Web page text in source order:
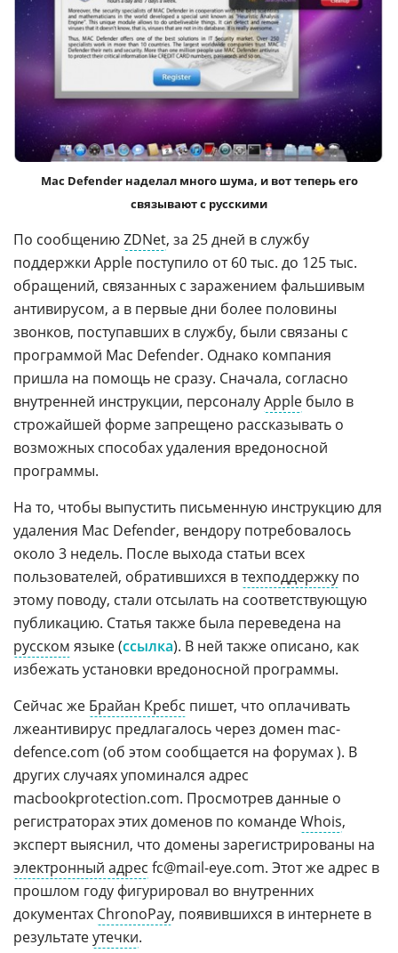
Mac Defender наделал много шума, и вот теперь его
связывают с русскими
По сообщениюZDNet, за 25 дней в службу
поддержки Apple поступило от 60 тыс. до 125 тыс.
обращений, связанных с заражением фальшивым
антивирусом, а в первые дни более половины
звонков, поступавших в службу, были связаны с
программой Mac Defender. Однако компания
пришла на помощь не сразу. Сначала, согласно
внутренней инструкции, персоналуApple было в
строжайшей форме запрещено рассказывать о
возможных способах удаления вредоносной
программы.
На то, чтобы выпустить письменную инструкцию для
удаления Mac Defender, вендору потребовалось
около 3 недель. После выхода статьи всех
пользователей, обратившихся втехподдержку по
этому поводу, стали отсылать на соответствующую
публикацию. Статья также была переведена на
русском языке (ссылка). В ней также описано, как
избежать установки вредоносной программы.
Сейчас же Брайан Кребс пишет, что оплачивать
лжеантивирус предлагалось через домен mac-
defence.com (об этом сообщается на форумах ). В
других случаях упоминался адрес
macbookprotection.com. Просмотрев данные о
регистраторах этих доменов по командеWhois,
эксперт выяснил, что домены зарегистрированы на
электронный адрес fc@mail-eye.com. Этот же адрес в
прошлом году фигурировал во внутренних
документах ChronoPay, появившихся в интернете в
результатеутечки.